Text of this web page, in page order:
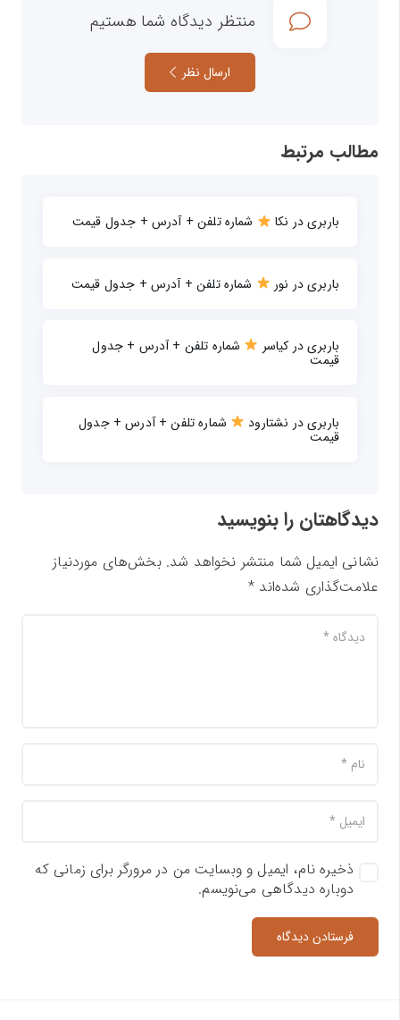
منتظر دیدگاه شما هستیم
ارسال نظر
مطالب مرتبط
باربری در نکا شماره تلفن + آدرس + جدول قیمت
باربری در نور شماره تلفن + آدرس + جدول قیمت
باربری در کیاسر شماره تلفن + آدرس + جدول
قیمت
باربری در نشتارود شماره تلفن + آدرس + جدول
قیمت
دیدگاهتان را بنویسید
نشانی ایمیل شما منتشر نخواهد شد. بخش‌های موردنیاز
علامت‌گذاری شده‌اند *
ذخیره نام، ایمیل و وبسایت من در مرورگر برای زمانی که
دوباره دیدگاهی می‌نویسم.
فرستادن دیدگاه